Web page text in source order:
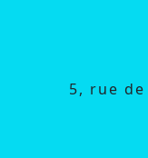
5, rue de l'Hôtel de Ville, 45500